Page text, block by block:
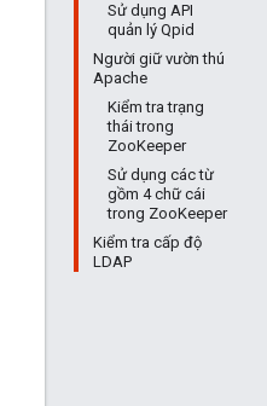
Sử dụng API
quản lý Qpid
Người giữ vườn thú
Apache
Kiểm tra trạng
thái trong
ZooKeeper
Sử dụng các từ
gồm 4 chữ cái
trong ZooKeeper
Kiểm tra cấp độ
LDAP